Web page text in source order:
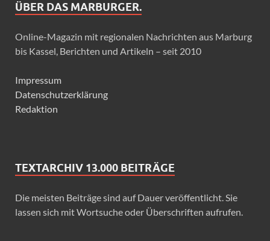
ÜBER DAS MARBURGER.
Online-Magazin mit regionalen Nachrichten aus Marburg
bis Kassel, Berichten und Artikeln – seit 2010
Impressum
Datenschutzerklärung
Redaktion
TEXTARCHIV 13.000 BEITRÄGE
Die meisten Beiträge sind auf Dauer veröffentlicht. Sie
lassen sich mit Wortsuche oder Überschriften aufrufen.